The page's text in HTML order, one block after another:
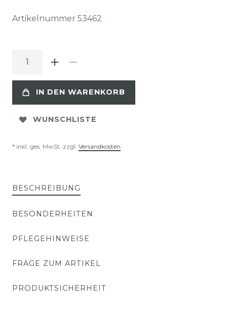
Artikelnummer 53462
IN DEN WARENKORB
WUNSCHLISTE
* inkl. ges. MwSt. zzgl. Versandkosten
BESCHREIBUNG
BESONDERHEITEN
PFLEGEHINWEISE
FRAGE ZUM ARTIKEL
PRODUKTSICHERHEIT